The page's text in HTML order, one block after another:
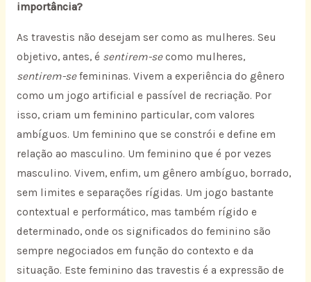
importância?
As travestis não desejam ser como as mulheres. Seu
objetivo, antes, é sentirem-secomo mulheres,
sentirem-sefemininas. Vivem a experiência do gênero
como um jogo artificial e passível de recriação. Por
isso, criam um feminino particular, com valores
ambíguos. Um feminino que se constrói e define em
relação ao masculino. Um feminino que é por vezes
masculino. Vivem, enfim, um gênero ambíguo, borrado,
sem limites e separações rígidas. Um jogo bastante
contextual e performático, mas também rígido e
determinado, onde os significados do feminino são
sempre negociados em função do contexto e da
situação. Este feminino das travestis é a expressão de